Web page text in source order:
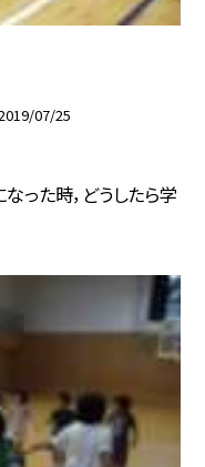
07/25
なった時，どうしたら学